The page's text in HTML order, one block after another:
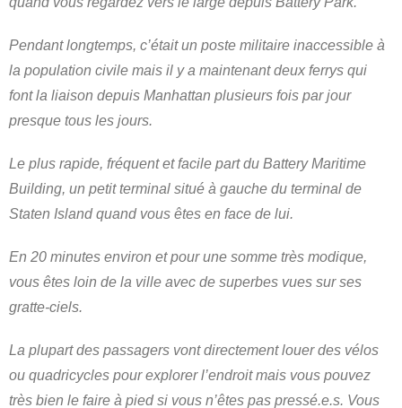
Pendant longtemps, c’était un poste militaire inaccessible à
la population civile mais il y a maintenant deux ferrys qui
font la liaison depuis Manhattan plusieurs fois par jour
presque tous les jours.
Le plus rapide, fréquent et facile part du Battery Maritime
Building, un petit terminal situé à gauche du terminal de
Staten Island quand vous êtes en face de lui.
En 20 minutes environ et pour une somme très modique,
vous êtes loin de la ville avec de superbes vues sur ses
gratte-ciels.
La plupart des passagers vont directement louer des vélos
ou quadricycles pour explorer l’endroit mais vous pouvez
très bien le faire à pied si vous n’êtes pas pressé.e.s. Vous